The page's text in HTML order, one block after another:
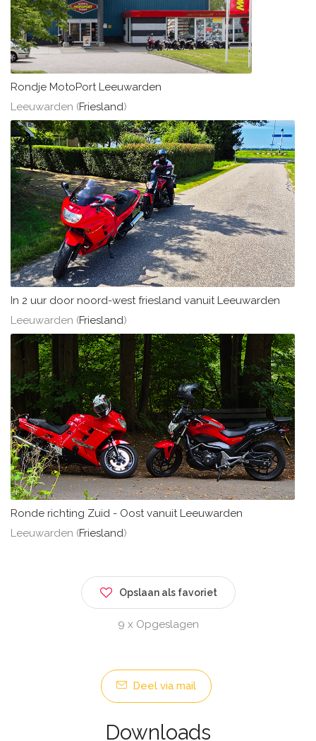
Rondje MotoPort Leeuwarden
Leeuwarden (Friesland)
In 2 uur door noord-west friesland vanuit Leeuwarden
Leeuwarden (Friesland)
Ronde richting Zuid - Oost vanuit Leeuwarden
Leeuwarden (Friesland)
Opslaan als favoriet
9 x Opgeslagen
Deel via mail
Downloads